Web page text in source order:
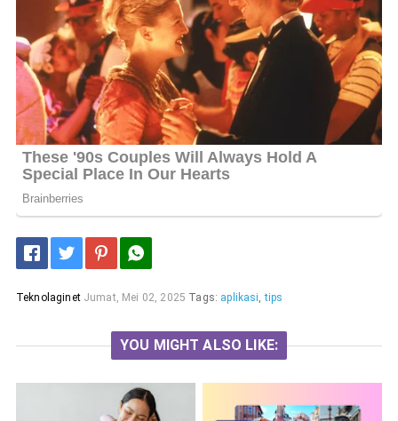
Teknolaginet Jumat, Mei 02, 2025 Tags: aplikasi ,tips
YOU MIGHT ALSO LIKE: